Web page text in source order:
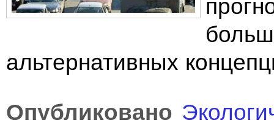
альтернативных
Опубликовано